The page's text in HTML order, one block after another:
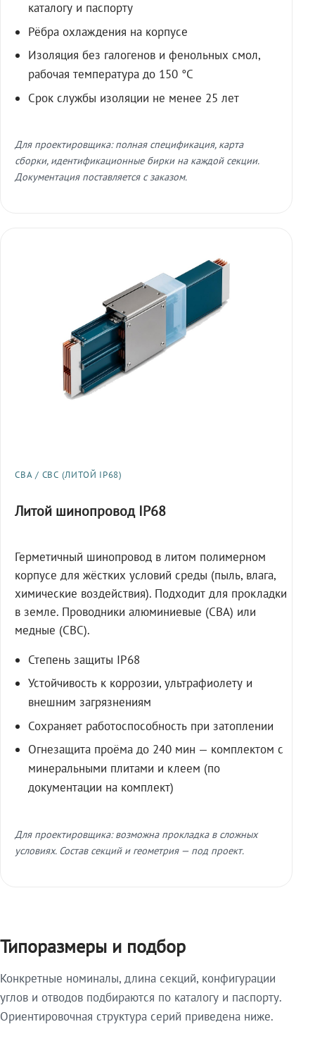
каталогу и паспорту
Рёбра охлаждения на корпусе
Изоляция без галогенов и фенольных смол,
рабочая температура до 150 °C
Срок службы изоляции не менее 25 лет
Для проектировщика: полная спецификация, карта
сборки, идентификационные бирки на каждой секции.
Документация поставляется с заказом.
СВА / СВС (ЛИТОЙ IP68)
Литой шинопровод IP68
Герметичный шинопровод в литом полимерном
корпусе для жёстких условий среды (пыль, влага,
химические воздействия). Подходит для прокладки
в земле. Проводники алюминиевые (СВА) или
медные (СВС).
Степень защиты IP68
Устойчивость к коррозии, ультрафиолету и
внешним загрязнениям
Сохраняет работоспособность при затоплении
Огнезащита проёма до 240 мин — комплектом с
минеральными плитами и клеем (по
документации на комплект)
Для проектировщика: возможна прокладка в сложных
условиях. Состав секций и геометрия — под проект.
Типоразмеры и подбор
Конкретные номиналы, длина секций, конфигурации
углов и отводов подбираются по каталогу и паспорту.
Ориентировочная структура серий приведена ниже.